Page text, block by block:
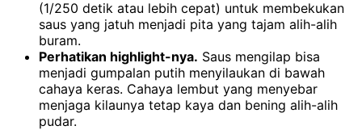
(1/250 detik atau lebih cepat) untuk membekukan
saus yang jatuh menjadi pita yang tajam alih-alih
buram.
Perhatikan highlight-nya. Saus mengilap bisa
menjadi gumpalan putih menyilaukan di bawah
cahaya keras. Cahaya lembut yang menyebar
menjaga kilaunya tetap kaya dan bening alih-alih
pudar.